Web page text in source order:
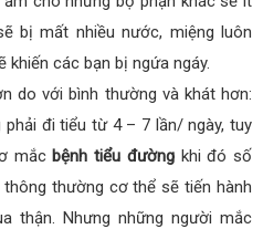
bị mất nhiều nước, miệng luôn
khiến các bạn bị ngứa ngáy.
do với bình thường và khát hơn:
đi tiểu từ 4 – 7 lần/ ngày, tuy
mắc bệnh tiểu đườngkhi đó số
thường cơ thể sẽ tiến hành
thận. Nhưng những người mắc